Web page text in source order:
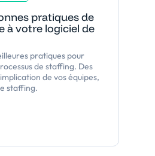
pratiques de
à votre logiciel de
pratiques pour
de staffing. Des
de vos équipes,
staffing.